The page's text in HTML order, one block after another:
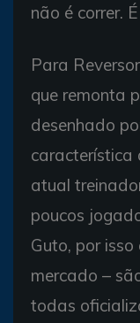
não é correr.
Para
que remonta
desenhado
característica
atual
poucos
Guto, por
mercado –
todas